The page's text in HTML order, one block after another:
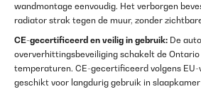
wandmontage eenvoudig. Het verborgen
radiator strak tegen de muur, zonder
CE-gecertificeerd en veilig in gebruik: De
oververhittingsbeveiliging schakelt de
temperaturen. CE-gecertificeerd volgens
geschikt voor langdurig gebruik in